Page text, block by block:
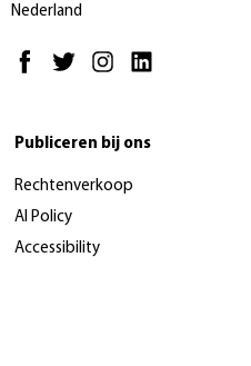
Nederland
Publiceren bij ons
Rechtenverkoop
AI Policy
Accessibility